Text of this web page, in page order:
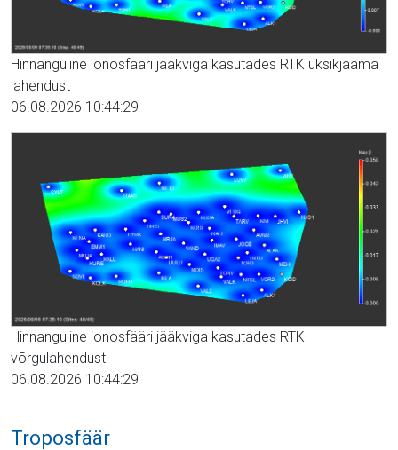
Hinnanguline ionosfääri jääkviga kasutades RTK üksikjaama
lahendust
06.08.2026 10:44:29
Hinnanguline ionosfääri jääkviga kasutades RTK
võrgulahendust
06.08.2026 10:44:29
Troposfäär